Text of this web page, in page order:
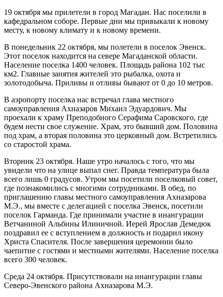
19 октября мы прилетели в город Магадан. Нас поселили в
кафедральном соборе. Первые дни мы привыкали к новому
месту, к новому климату и к новому времени.
В понедельник 22 октября, мы полетели в поселок Эвенск.
Этот поселок находится на севере Магаданской области.
Население поселка 1400 человек. Площадь района 102 тыс
км2. Главные занятия жителей это рыбалка, охота и
золотодобыча. Приливы и отливы бывают от 0 до 10 метров.
В аэропорту поселка нас встречал глава местного
самоуправления Ахназаров Михаил Эдуардович. Мы
проехали к храму Преподобного Серафима Саровского, где
будем нести свое служение. Храм, это бывший дом. Половина
под храм, а вторая половина это церковный дом. Встретились
со старостой храма.
Вторник 23 октября. Наше утро началось с того, что мы
увидели что на улице выпал снег. Правда температура была
всего лишь 0 градусов. Утром мы посетили поселковый совет,
где познакомились с многими сотрудниками. В обед, по
приглашению главы местного самоуправления Ахназарова
М.Э., мы вместе с делегацией с поселка Эвенск, посетили
поселок Гарманда. Где принимали участие в инангурации
Ветчаниной Альбины Илиничной. Иерей Ярослав Демедюк
поздравил ее с вступлением в должность и подарил икону
Христа Спасителя. После завершения церемонии было
чаепитие с гостями и местными жителями. Население поселка
всего 300 человек.
Среда 24 октября. Присутствовали на инангурации главы
Северо-Эвенского района Ахназарова М.Э.